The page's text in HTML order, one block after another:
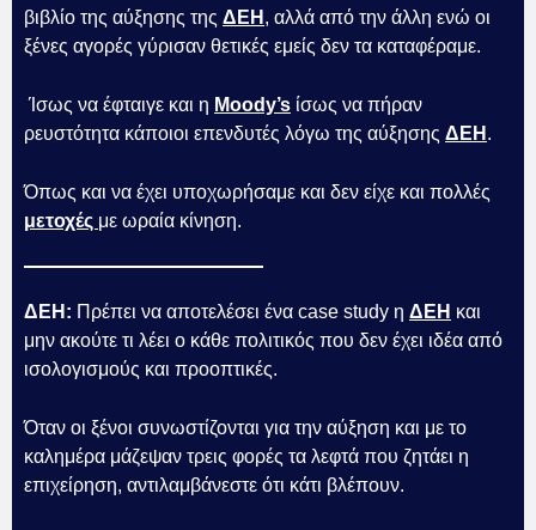
βιβλίο της αύξησης της ΔΕΗ , αλλά από την άλλη ενώ οι
ξένες αγορές γύρισαν θετικές εμείς δεν τα καταφέραμε.
Ίσως να έφταιγε και η Moody’s ίσως να πήραν
ρευστότητα κάποιοι επενδυτές λόγω της αύξησης ΔΕΗ .
Όπως και να έχει υποχωρήσαμε και δεν είχε και πολλές
μετοχές με ωραία κίνηση.
ΔΕΗ: Πρέπει να αποτελέσει ένα case study η ΔΕΗ και
μην ακούτε τι λέει ο κάθε πολιτικός που δεν έχει ιδέα από
ισολογισμούς και προοπτικές.
Όταν οι ξένοι συνωστίζονται για την αύξηση και με το
καλημέρα μάζεψαν τρεις φορές τα λεφτά που ζητάει η
επιχείρηση, αντιλαμβάνεστε ότι κάτι βλέπουν.